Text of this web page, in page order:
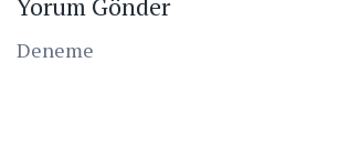
Deneme